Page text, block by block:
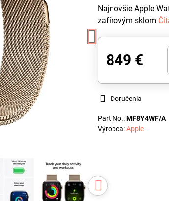
Najnovšie Apple
zafírovým sklom
849 €
Doručenia
Part No.:MF8Y4WF/A
Výrobca:Apple